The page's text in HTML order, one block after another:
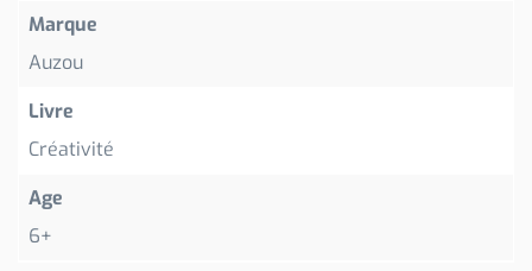
Marque
Auzou
Livre
Créativité
Age
6+